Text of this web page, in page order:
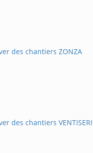
des chantiers ZONZA
des chantiers VENTISERI